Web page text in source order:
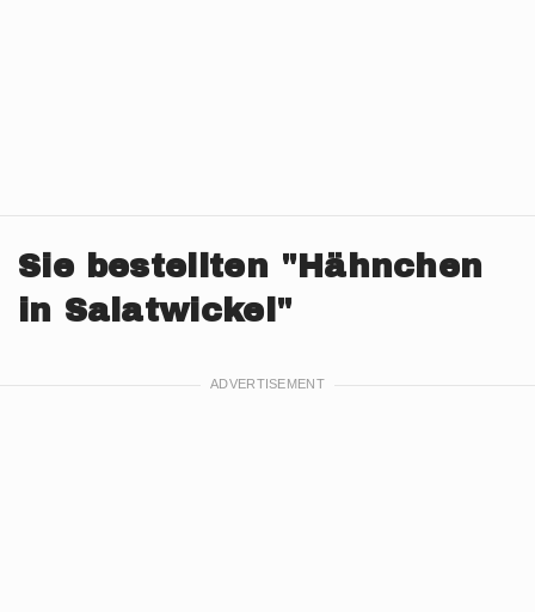
Sie bestellten "Hähnchen
in Salatwickel"